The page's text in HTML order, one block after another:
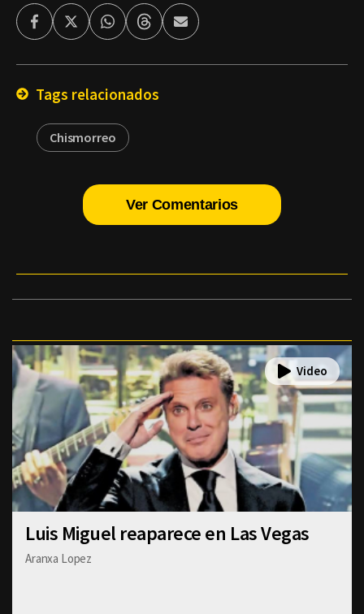
FacebookTwitterWhatsappThreadsEnviar
por
Tags relacionados
Chismorreo
Ver Comentarios
Luis Miguel reaparece en Las Vegas
Aranxa Lopez